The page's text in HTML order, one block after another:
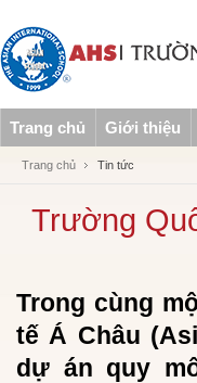
Trang chủ Giới thiệu
Trang chủ Tin tức
Trường
Trong cùng
tế Á Châu
dự án quy